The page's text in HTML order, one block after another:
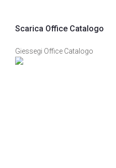
Scarica Office Catalogo
Giessegi Office Catalogo